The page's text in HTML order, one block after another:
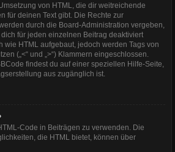
von HTML, die dir weitreichende
für deinen Text gibt. Die Rechte zur
durch die Board-Administration vergeben,
für jeden einzelnen Beitrag deaktiviert
wie HTML aufgebaut, jedoch werden Tags von
(„<“ und „>“) Klammern eingeschlossen.
findest du auf einer speziellen Hilfe-Seite,
aus zugänglich ist.
Code in Beiträgen zu verwenden. Die
die HTML bietet, können über